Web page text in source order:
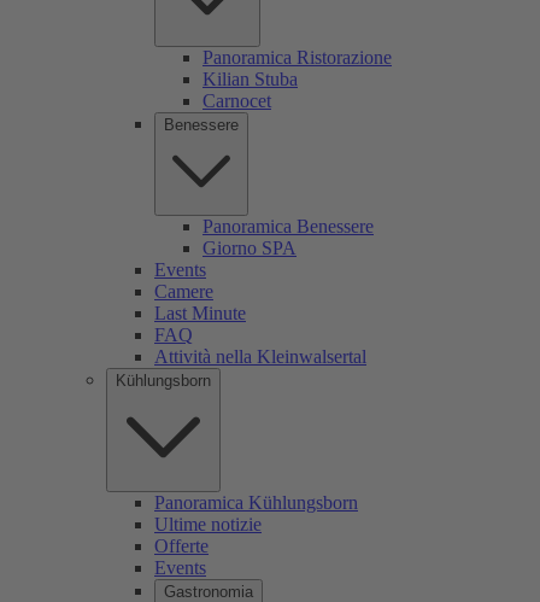
Panoramica Ristorazione
Kilian Stuba
Carnocet
Benessere
Panoramica Benessere
Giorno SPA
Events
Camere
Last Minute
FAQ
Attività nella Kleinwalsertal
Kühlungsborn
Panoramica Kühlungsborn
Ultime notizie
Offerte
Events
Gastronomia